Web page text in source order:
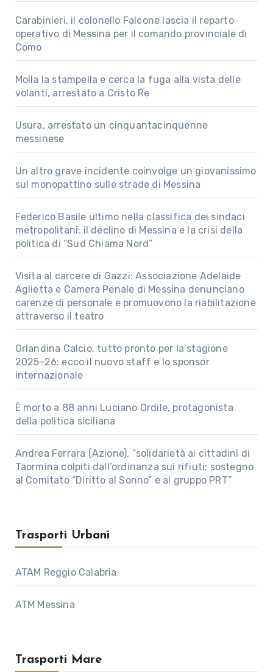
Carabinieri, il colonello Falcone lascia il reparto
operativo di Messina per il comando provinciale di
Como
Molla la stampella e cerca la fuga alla vista delle
volanti, arrestato a Cristo Re
Usura, arrestato un cinquantacinquenne
messinese
Un altro grave incidente coinvolge un giovanissimo
sul monopattino sulle strade di Messina
Federico Basile ultimo nella classifica dei sindaci
metropolitani: il declino di Messina e la crisi della
politica di “Sud Chiama Nord”
Visita al carcere di Gazzi: Associazione Adelaide
Aglietta e Camera Penale di Messina denunciano
carenze di personale e promuovono la riabilitazione
attraverso il teatro
Orlandina Calcio, tutto pronto per la stagione
2025–26: ecco il nuovo staff e lo sponsor
internazionale
È morto a 88 anni Luciano Ordile, protagonista
della politica siciliana
Andrea Ferrara (Azione), “solidarietà ai cittadini di
Taormina colpiti dall’ordinanza sui rifiuti; sostegno
al Comitato “Diritto al Sonno” e al gruppo PRT”
Trasporti Urbani
ATAM Reggio Calabria
ATM Messina
Trasporti Mare